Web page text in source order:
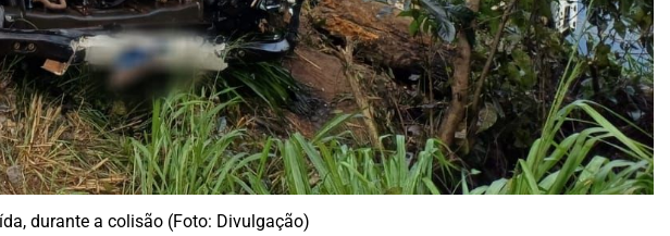
durante a colisão (Foto: Divulgação)